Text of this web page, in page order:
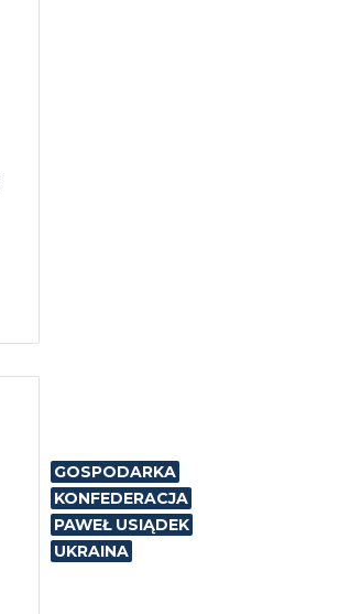
GOSPODARKA
KONFEDERACJA
PAWEŁ USIĄDEK
UKRAINA